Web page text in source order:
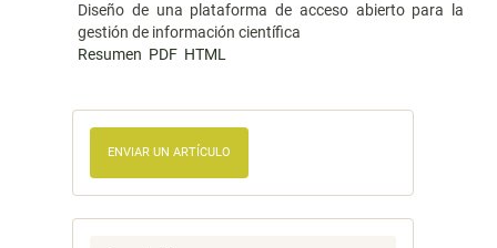
Diseño de una plataforma de acceso abierto para la
gestión de información cientíﬁca
Resumen PDF HTML
ENVIAR UN ARTÍCULO